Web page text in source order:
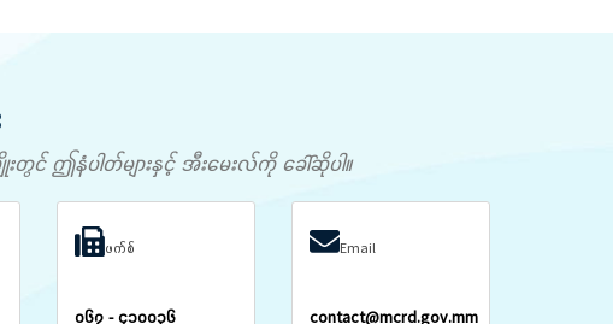
တွင် ဤနံပါတ်များနှင့် အီးမေးလ်ကို ခေါ်ဆိုပါ။
ဖက်စ်
၀၆၇ - ၄၁၀၀၃၆
Email
contact@mcrd.gov.mm